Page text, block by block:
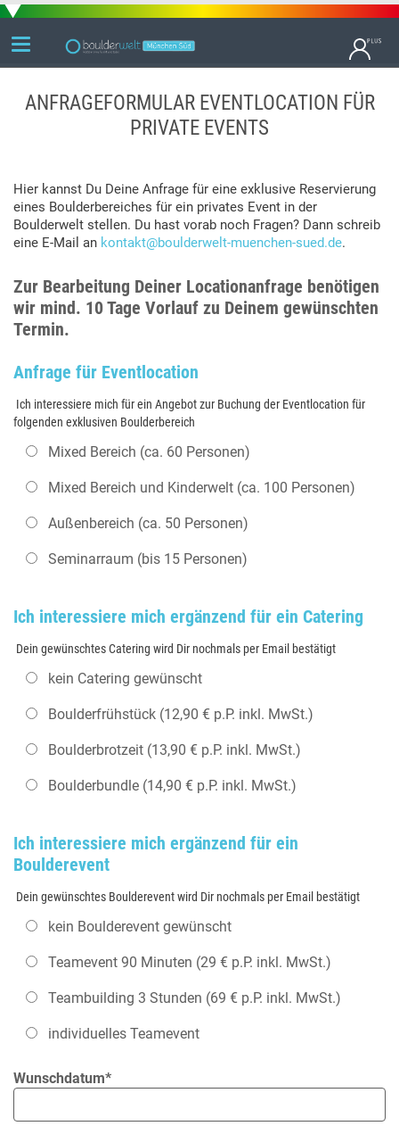
ANFRAGEFORMULAR EVENTLOCATION FÜR
PRIVATE EVENTS
Hier kannst Du Deine Anfrage für eine exklusive Reservierung
eines Boulderbereiches für ein privates Event in der
Boulderwelt stellen. Du hast vorab noch Fragen? Dann schreib
eine E-Mail an kontakt@boulderwelt-muenchen-sued.de.
Zur Bearbeitung Deiner Locationanfrage benötigen
wir mind. 10 Tage Vorlauf zu Deinem gewünschten
Termin.
Anfrage für Eventlocation
Ich interessiere mich für ein Angebot zur Buchung der Eventlocation für
folgenden exklusiven Boulderbereich
Mixed Bereich (ca. 60 Personen)
Mixed Bereich und Kinderwelt (ca. 100 Personen)
Außenbereich (ca. 50 Personen)
Seminarraum (bis 15 Personen)
Ich interessiere mich ergänzend für ein Catering
Dein gewünschtes Catering wird Dir nochmals per Email bestätigt
kein Catering gewünscht
Boulderfrühstück (12,90 € p.P. inkl. MwSt.)
Boulderbrotzeit (13,90 € p.P. inkl. MwSt.)
Boulderbundle (14,90 € p.P. inkl. MwSt.)
Ich interessiere mich ergänzend für ein
Boulderevent
Dein gewünschtes Boulderevent wird Dir nochmals per Email bestätigt
kein Boulderevent gewünscht
Teamevent 90 Minuten (29 € p.P. inkl. MwSt.)
Teambuilding 3 Stunden (69 € p.P. inkl. MwSt.)
individuelles Teamevent
Wunschdatum*